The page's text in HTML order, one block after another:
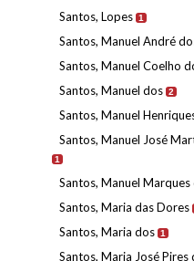
Santos, Lopes 1
Santos, Manuel André
Santos, Manuel Coelho
Santos, Manuel dos 2
Santos, Manuel
Santos, Manuel José
1
Santos, Manuel Marques
Santos, Maria das Dores
Santos, Maria dos 1
Santos, Maria José Pires